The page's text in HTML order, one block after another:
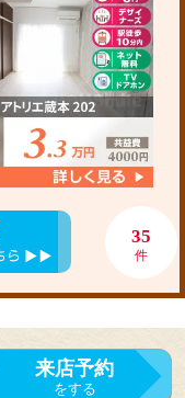
35
件
来店予約
をする